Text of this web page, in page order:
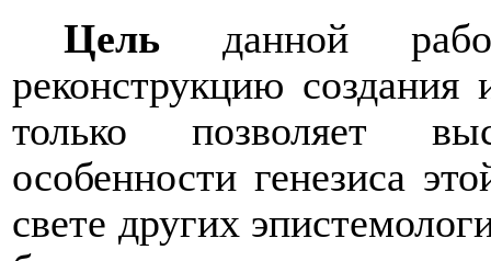
Цель данной
реконструкцию
только позволяет
особенности генезиса
свете других